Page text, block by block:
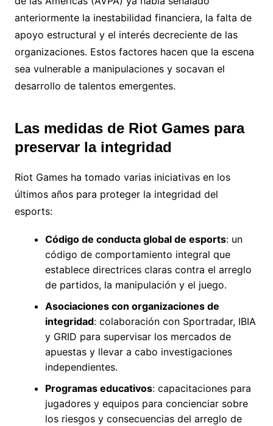
anteriormente la inestabilidad financiera, la falta de
apoyo estructural y el interés decreciente de las
organizaciones. Estos factores hacen que la escena
sea vulnerable a manipulaciones y socavan el
desarrollo de talentos emergentes.
Las medidas de Riot Games para
preservar la integridad
Riot Games ha tomado varias iniciativas en los
últimos años para proteger la integridad del
esports:
Código de conducta global de esports: un
código de comportamiento integral que
establece directrices claras contra el arreglo
de partidos, la manipulación y el juego.
Asociaciones con organizaciones de
integridad: colaboración con Sportradar, IBIA
y GRID para supervisar los mercados de
apuestas y llevar a cabo investigaciones
independientes.
Programas educativos: capacitaciones para
jugadores y equipos para concienciar sobre
los riesgos y consecuencias del arreglo de